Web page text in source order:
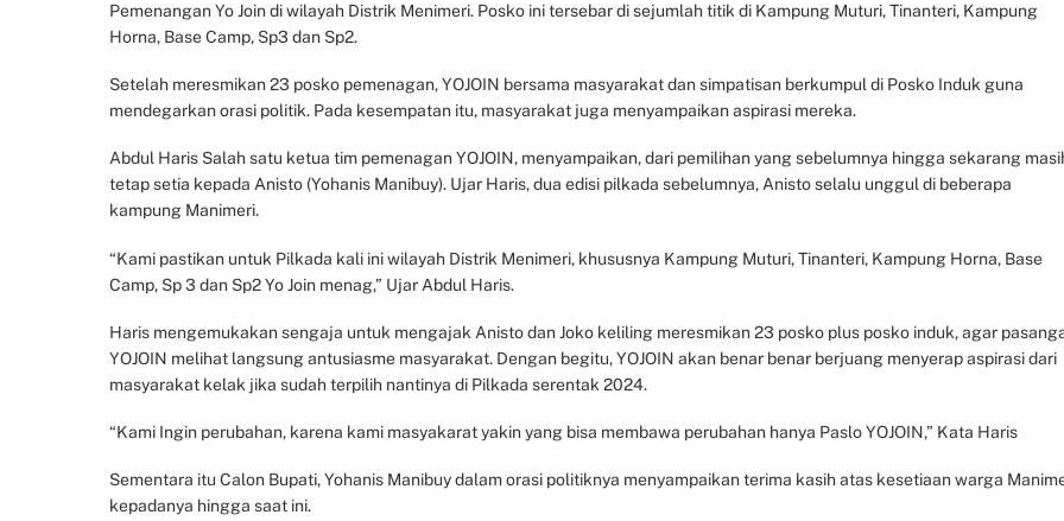
Pemenangan Yo Join di wilayah Distrik Menimeri. Posko ini tersebar di sejumlah titik di Kampung Muturi, Tinanteri, Kampung
Horna, Base Camp, Sp3 dan Sp2.
Setelah meresmikan 23 posko pemenagan, YOJOIN bersama masyarakat dan simpatisan berkumpul di Posko Induk guna
mendegarkan orasi politik. Pada kesempatan itu, masyarakat juga menyampaikan aspirasi mereka.
Abdul Haris Salah satu ketua tim pemenagan YOJOIN, menyampaikan, dari pemilihan yang sebelumnya hingga sekarang
tetap setia kepada Anisto (Yohanis Manibuy). Ujar Haris, dua edisi pilkada sebelumnya, Anisto selalu unggul di beberapa
kampung Manimeri.
“Kami pastikan untuk Pilkada kali ini wilayah Distrik Menimeri, khususnya Kampung Muturi, Tinanteri, Kampung Horna, Base
Camp, Sp 3 dan Sp2 Yo Join menag,” Ujar Abdul Haris.
Haris mengemukakan sengaja untuk mengajak Anisto dan Joko keliling meresmikan 23 posko plus posko induk, agar
YOJOIN melihat langsung antusiasme masyarakat. Dengan begitu, YOJOIN akan benar benar berjuang menyerap aspirasi dari
masyarakat kelak jika sudah terpilih nantinya di Pilkada serentak 2024.
“Kami Ingin perubahan, karena kami masyakarat yakin yang bisa membawa perubahan hanya Paslo YOJOIN,” Kata Haris
Sementara itu Calon Bupati, Yohanis Manibuy dalam orasi politiknya menyampaikan terima kasih atas kesetiaan warga
kepadanya hingga saat ini.